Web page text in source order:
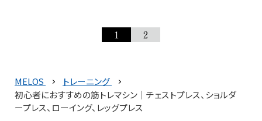
1 2
MELOS
トレーニング
初心者におすすめの筋トレマシン｜チェストプレス、ショルダ
ープレス、ローイング、レッグプレス